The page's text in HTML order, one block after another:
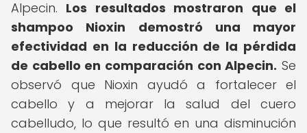
Alpecin. Los resultados mostraron que el
shampoo Nioxin demostró una mayor
efectividad en la reducción de la pérdida
de cabello en comparación con Alpecin. Se
observó que Nioxin ayudó a fortalecer el
cabello y a mejorar la salud del cuero
cabelludo, lo que resultó en una disminución